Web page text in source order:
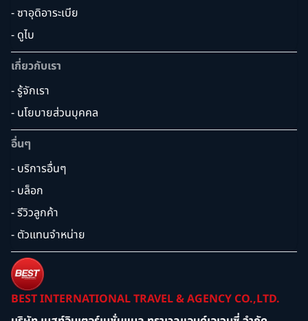
- ซาอุดิอาระเบีย
- ดูไบ
เกี่ยวกับเรา
- รู้จักเรา
- นโยบายส่วนบุคคล
อื่นๆ
- บริการอื่นๆ
- บล็อก
- รีวิวลูกค้า
- ตัวแทนจำหน่าย
BEST INTERNATIONAL TRAVEL & AGENCY CO.,LTD.